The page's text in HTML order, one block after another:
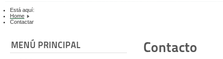
Está aquí:
Home
Contactar
MENÚ PRINCIPAL Contacto